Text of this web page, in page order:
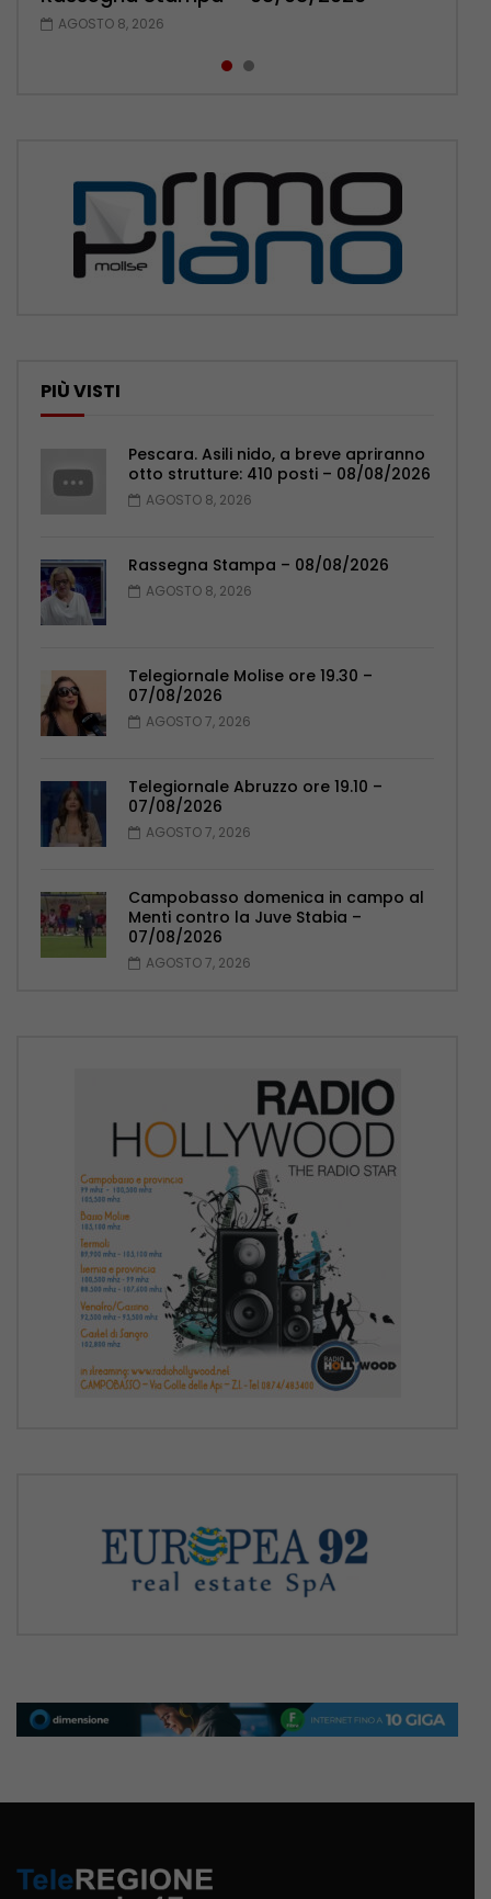
AGOSTO 8, 2026
AGOSTO 7, 2026
PIÙ VISTI
Pescara. Asili nido, a breve apriranno
otto strutture: 410 posti – 08/08/2026
AGOSTO 8, 2026
Rassegna Stampa – 08/08/2026
AGOSTO 8, 2026
Telegiornale Molise ore 19.30 –
07/08/2026
AGOSTO 7, 2026
Telegiornale Abruzzo ore 19.10 –
07/08/2026
AGOSTO 7, 2026
Campobasso domenica in campo al
Menti contro la Juve Stabia –
07/08/2026
AGOSTO 7, 2026